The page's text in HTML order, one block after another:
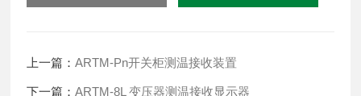
上一篇：ARTM-Pn开关柜测温接收装置
下一篇：ARTM-8L 变压器测温接收显示器